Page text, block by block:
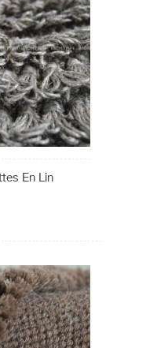
En Lin